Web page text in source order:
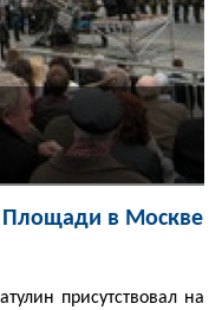
Площади в Москве
присутствовал на